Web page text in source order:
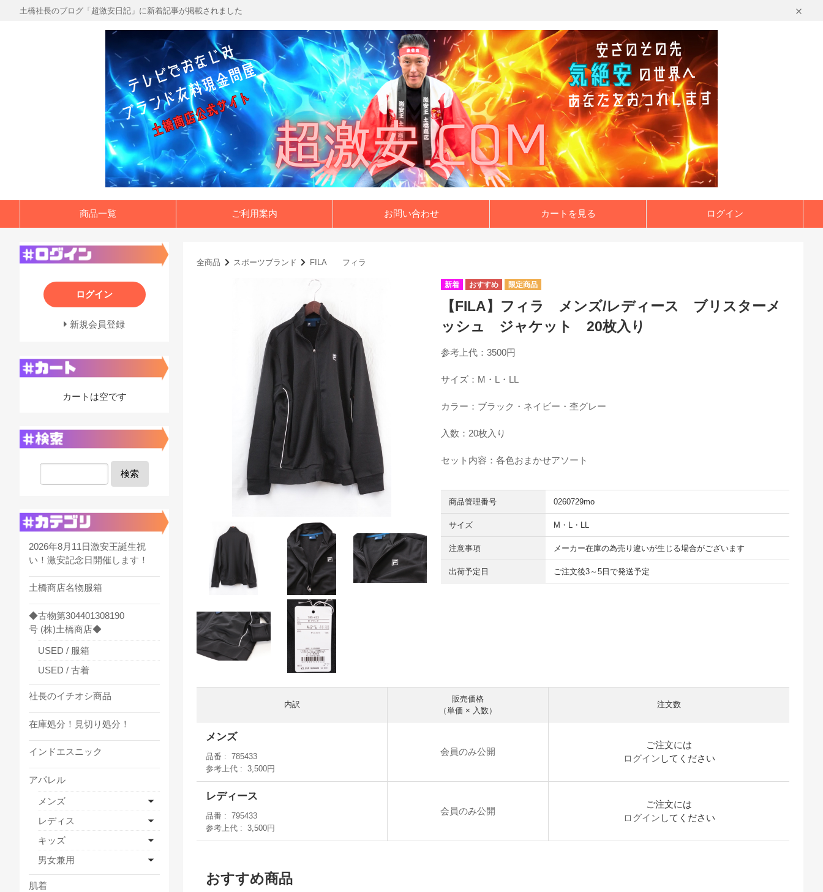
土橋社長のブログ「超激安日記」に新着記事が掲載されました
商品一覧 ご利用案内 お問い合わせ カートを見る ログイン
全商品 スポーツブランド FILA フィラ
【FILA】フィラ メンズ/レディース ブリスターメ
ッシュ ジャケット 20枚入り
参考上代：3500円
サイズ：M・L・LL
カラー：ブラック・ネイビー・杢グレー
入数：20枚入り
セット内容：各色おまかせアソート
商品管理番号 0260729mo
サイズ M・L・LL
注意事項 メーカー在庫の為売り違いが生じる場合がございます
出荷予定日 ご注文後3～5日で発送予定
内訳
販売価格
（単価 × 入数）
注文数
メンズ
品番
785433
参考上代
3,500円
会員のみ公開
ご注文には
ログイン してください
レディース
品番
795433
参考上代
3,500円
会員のみ公開
ご注文には
ログイン してください
おすすめ商品
ログイン
新規会員登録
カートは空です
検索
2026年8月11日激安王誕生祝
い！激安記念日開催します！
土橋商店名物服箱
◆古物第304401308190
号 (株)土橋商店◆
USED / 服箱
USED / 古着
社長のイチオシ商品
在庫処分！見切り処分！
インドエスニック
アパレル
メンズ
レディス
キッズ
男女兼用
肌着